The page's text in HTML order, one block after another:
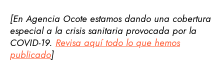
[En Agencia Ocote estamos dando una cobertura
especial a la crisis sanitaria provocada por la
COVID-19. Revisa aquí todo lo que hemos
publicado]